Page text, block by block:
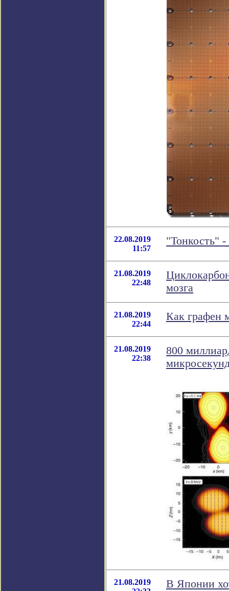
22.08.2019
11:57
"Тонкость"
21.08.2019
22:48
мозга
21.08.2019
22:44
Как графен
21.08.2019
22:38
800
21.08.2019
В Японии